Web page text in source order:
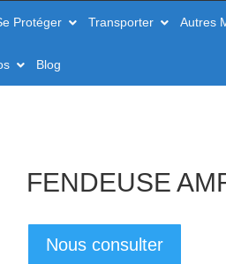
Protéger Transporter Autres
Blog
FENDEUSE
Nous consulter